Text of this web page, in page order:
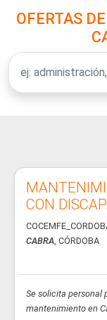
OFERTAS
CON
CABRA, CÓRDOBA
Se solicita personal
mantenimiento en